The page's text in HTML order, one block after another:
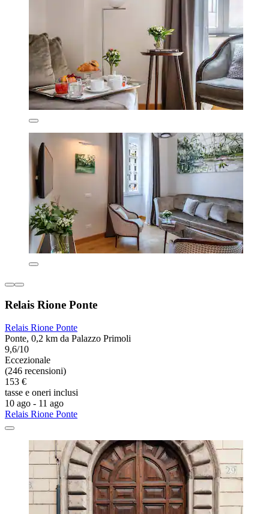
Relais Rione Ponte
Relais Rione Ponte
Ponte, 0,2 km da Palazzo Primoli
9,6/10
Eccezionale
(246 recensioni)
153 €
tasse e oneri inclusi
10 ago - 11 ago
Relais Rione Ponte